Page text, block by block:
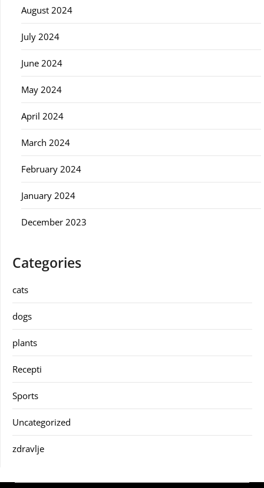
August 2024
July 2024
June 2024
May 2024
April 2024
March 2024
February 2024
January 2024
December 2023
Categories
cats
dogs
plants
Recepti
Sports
Uncategorized
zdravlje